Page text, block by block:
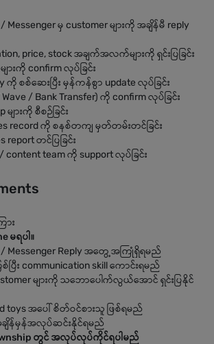
Messenger မှ customer များကို အချိန်မီ reply
price, stock အချက်အလက်များကို ရှင်းပြခြင်း
ျားကို confirm လုပ်ခြင်း
ကို စစ်ဆေးပြီး မှန်ကန်စွာ update လုပ်ခြင်း
/ Bank Transfer) ကို confirm လုပ်ခြင်း
ျားကို စီစဉ်ခြင်း
record ကို စနစ်တကျ မှတ်တမ်းတင်ခြင်း
report တင်ပြခြင်း
content team ကို support လုပ်ခြင်း
ား
မရပါ။
/ Messenger Reply အတွေ့အကြုံရှိရမည်
စ်ပြီး communication skill ကောင်းရမည်
များကို သဘောပေါက်လွယ်အောင် ရှင်းပြနိုင်
toys အပေါ် စိတ်ဝင်စားသူ ဖြစ်ရမည်
ျိန်မှန်အလုပ်ဆင်းနိုင်ရမည်
တွင် အလုပ်လုပ်ကိုင်ရပါမည်